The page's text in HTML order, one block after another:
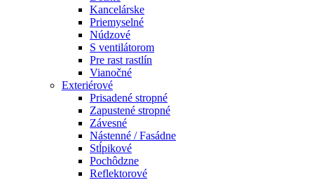
Kancelárske
Priemyselné
Núdzové
S ventilátorom
Pre rast rastlín
Vianočné
Exteriérové
Prisadené stropné
Zapustené stropné
Závesné
Nástenné / Fasádne
Stĺpikové
Pochôdzne
Reflektorové